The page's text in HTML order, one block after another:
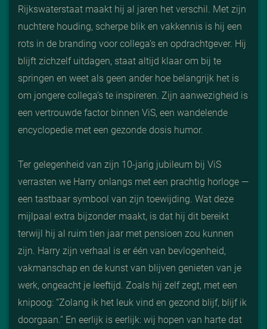
Rijkswaterstaat maakt hij al jaren het verschil. Met zijn
nuchtere houding, scherpe blik en vakkennis is hij een
rots in de branding voor collega’s en opdrachtgever. Hij
blijft zichzelf uitdagen, staat altijd klaar om bij te
springen en weet als geen ander hoe belangrijk het is
om jongere collega’s te inspireren. Zijn aanwezigheid is
een vertrouwde factor binnen ViS, een wandelende
encyclopedie met een gezonde dosis humor.
Ter gelegenheid van zijn 10-jarig jubileum bij ViS
verrasten we Harry onlangs met een prachtig horloge —
een tastbaar symbool van zijn toewijding. Wat deze
mijlpaal extra bijzonder maakt, is dat hij dit bereikt
terwijl hij al ruim tien jaar met pensioen zou kunnen
zijn. Harry zijn verhaal is er één van bevlogenheid,
vakmanschap en de kunst van blijven genieten van je
werk, ongeacht je leeftijd. Zoals hij zelf zegt, met een
knipoog: “Zolang ik het leuk vind en gezond blijf, blijf ik
doorgaan.” En eerlijk is eerlijk: wij hopen van harte dat